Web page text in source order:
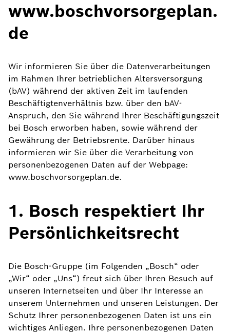
www.boschvorsorgeplan.
de
Wir informieren Sie über die Datenverarbeitungen
im Rahmen Ihrer betrieblichen Altersversorgung
(bAV) während der aktiven Zeit im laufenden
Beschäftigtenverhältnis bzw. über den bAV-
Anspruch, den Sie während Ihrer Beschäftigungszeit
bei Bosch erworben haben, sowie während der
Gewährung der Betriebsrente. Darüber hinaus
informieren wir Sie über die Verarbeitung von
personenbezogenen Daten auf der Webpage:
www.boschvorsorgeplan.de.
1. Bosch respektiert Ihr
Persönlichkeitsrecht
Die Bosch-Gruppe (im Folgenden „Bosch“ oder
„Wir“ oder „Uns“) freut sich über Ihren Besuch auf
unseren Internetseiten und über Ihr Interesse an
unserem Unternehmen und unseren Leistungen. Der
Schutz Ihrer personenbezogenen Daten ist uns ein
wichtiges Anliegen. Ihre personenbezogenen Daten